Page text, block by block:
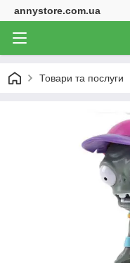
annystore.com.ua
Товари та послуги